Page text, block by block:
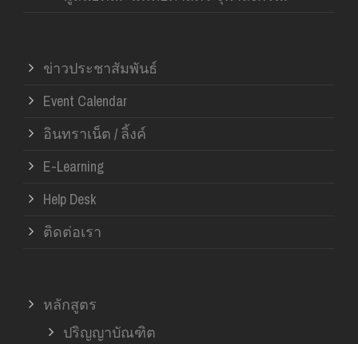
ข่าวประชาสัมพันธ์
Event Calendar
อินทราเน็ต / ลิ้งค์
E-Learning
Help Desk
ติดต่อเรา
หลักสูตร
ปริญญาบัณฑิต